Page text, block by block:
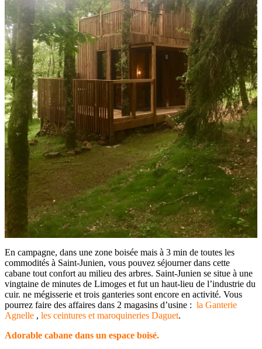
En campagne, dans une zone boisée mais à 3 min de toutes les
commodités à Saint-Junien, vous pouvez séjourner dans cette
cabane tout confort au milieu des arbres. Saint-Junien se situe à une
vingtaine de minutes de Limoges et fut un haut-lieu de l’industrie du
cuir. ne mégisserie et trois ganteries sont encore en activité. Vous
pourrez faire des affaires dans 2 magasins d’usine : la Ganterie
Agnelle , les ceintures et maroquineries Daguet.
Adorable cabane dans un espace boisé.